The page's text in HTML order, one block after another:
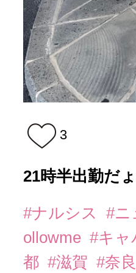
3
21時半出勤だ
#ナルシス #ニ
ollowme #キャ
都 #滋賀 #奈良